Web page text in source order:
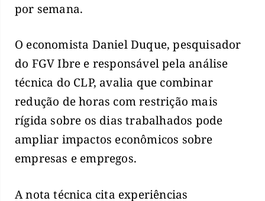
por semana.
O economista Daniel Duque, pesquisador
do FGV Ibre e responsável pela análise
técnica do CLP, avalia que combinar
redução de horas com restrição mais
rígida sobre os dias trabalhados pode
ampliar impactos econômicos sobre
empresas e empregos.
A nota técnica cita experiências